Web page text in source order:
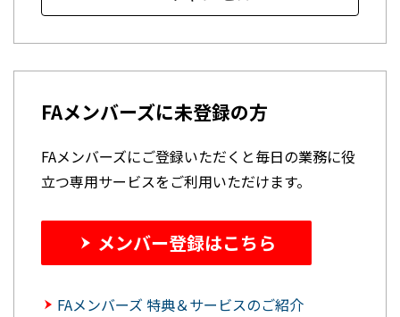
FAメンバーズに未登録の方
FAメンバーズにご登録いただくと毎日の業務に役
立つ専用サービスをご利用いただけます。
メンバー登録はこちら
FAメンバーズ 特典＆サービスのご紹介